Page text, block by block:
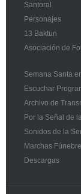
Santoral
Personajes
13 Baktun
Asociación de
Semana Santa
Escuchar
Archivo de
Por la Señal de
Sonidos de la
Marchas
Descargas